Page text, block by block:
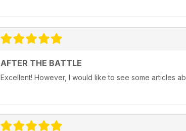
AFTER THE BATTLE
Excellent! However, I would like to see some articles